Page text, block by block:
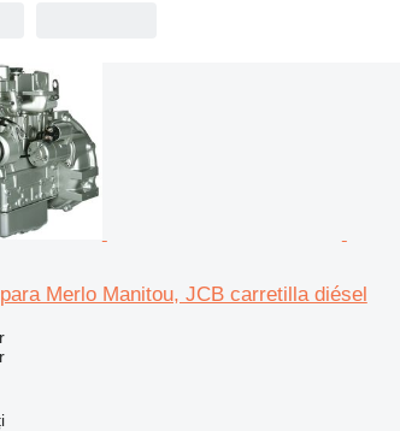
Merlo Manitou, JCB carretilla diésel